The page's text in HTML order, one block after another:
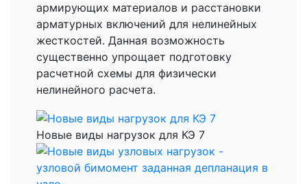
армирующих материалов и расстановки
арматурных включений для нелинейных
жесткостей. Данная возможность
существенно упрощает подготовку
расчетной схемы для физически
нелинейного расчета.
Новые виды нагрузок для КЭ 7